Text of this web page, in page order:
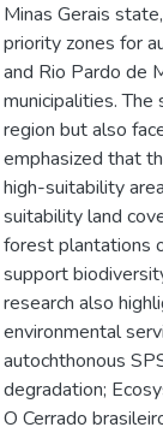
Minas Gerais
priority zones for
and Rio Pardo de
municipalities.
region but also
emphasized that
high-suitability
suitability land
forest plantations
support
research also
environmental
autochthonous
degradation;
O Cerrado